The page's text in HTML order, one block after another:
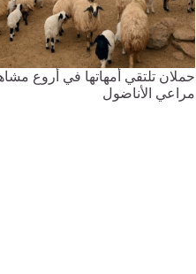
حملان تلتقي أمهاتها في أروع
مراعي الأناضول